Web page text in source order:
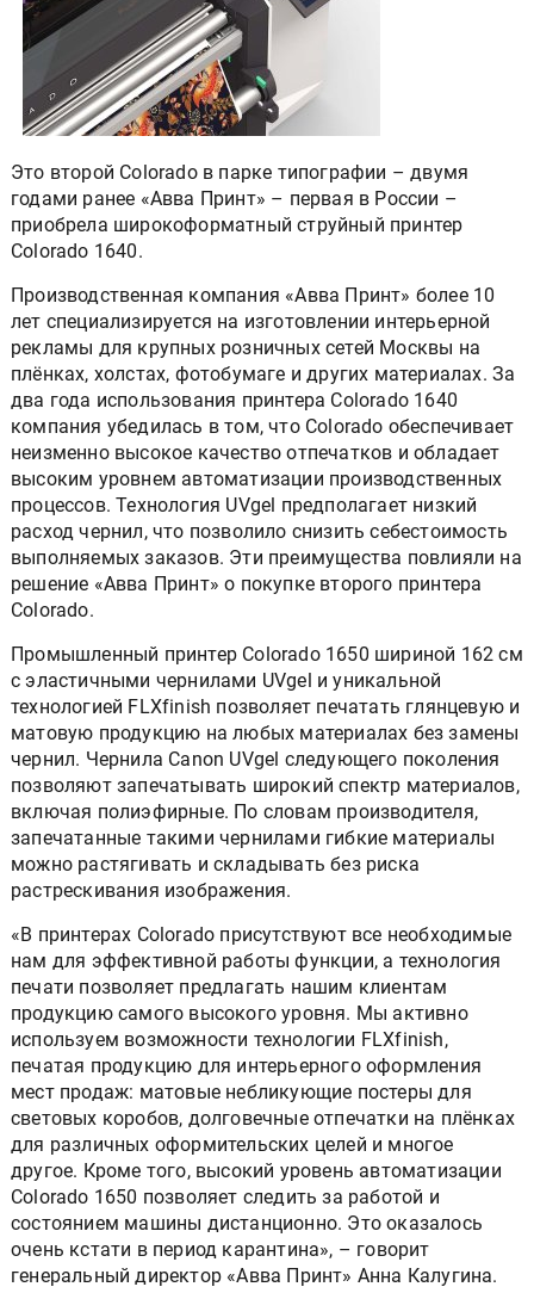
Это второй Colorado в парке типографии – двумя
годами ранее «Авва Принт» – первая в России –
приобрела широкоформатный струйный принтер
Colorado 1640.
Производственная компания «Авва Принт» более 10
лет специализируется на изготовлении интерьерной
рекламы для крупных розничных сетей Москвы на
плёнках, холстах, фотобумаге и других материалах. За
два года использования принтера Colorado 1640
компания убедилась в том, что Colorado обеспечивает
неизменно высокое качество отпечатков и обладает
высоким уровнем автоматизации производственных
процессов. Технология UVgel предполагает низкий
расход чернил, что позволило снизить себестоимость
выполняемых заказов. Эти преимущества повлияли на
решение «Авва Принт» о покупке второго принтера
Colorado.
Промышленный принтер Colorado 1650 шириной 162 см
с эластичными чернилами UVgel и уникальной
технологией FLXfinish позволяет печатать глянцевую и
матовую продукцию на любых материалах без замены
чернил. Чернила Canon UVgel следующего поколения
позволяют запечатывать широкий спектр материалов,
включая полиэфирные. По словам производителя,
запечатанные такими чернилами гибкие материалы
можно растягивать и складывать без риска
растрескивания изображения.
«В принтерах Colorado присутствуют все необходимые
нам для эффективной работы функции, а технология
печати позволяет предлагать нашим клиентам
продукцию самого высокого уровня. Мы активно
используем возможности технологии FLXfinish,
печатая продукцию для интерьерного оформления
мест продаж: матовые небликующие постеры для
световых коробов, долговечные отпечатки на плёнках
для различных оформительских целей и многое
другое. Кроме того, высокий уровень автоматизации
Colorado 1650 позволяет следить за работой и
состоянием машины дистанционно. Это оказалось
очень кстати в период карантина», – говорит
генеральный директор «Авва Принт» Анна Калугина.